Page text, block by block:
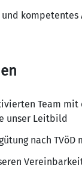
Team mit
unser Leitbild
nach